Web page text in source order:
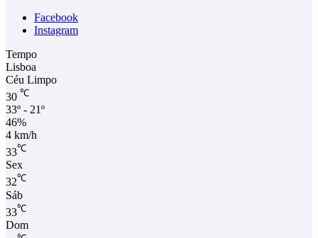
Facebook
Instagram
Tempo
Lisboa
Céu Limpo
30 ℃
33º - 21º
46%
4 km/h
33℃
Sex
32℃
Sáb
33℃
Dom